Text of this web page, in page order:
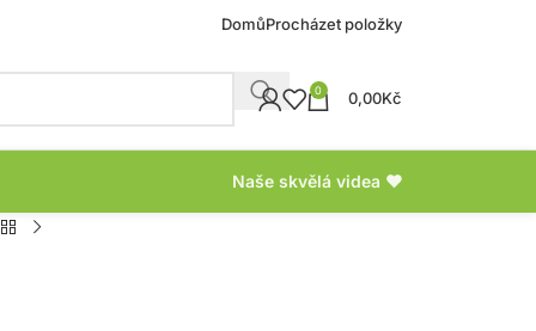
DomůProcházet položky
0 0,00Kč
Naše skvělá videa ❤